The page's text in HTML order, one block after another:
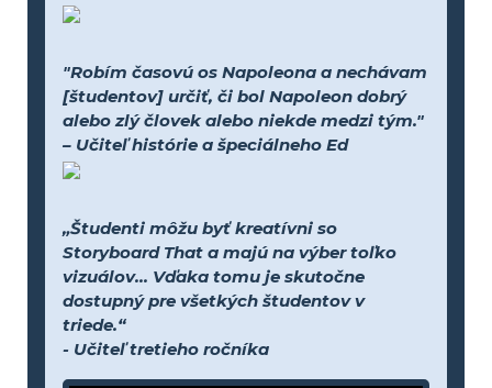
"Robím časovú os Napoleona a nechávam
[študentov] určiť, či bol Napoleon dobrý
alebo zlý človek alebo niekde medzi tým."
– Učiteľ histórie a špeciálneho Ed
„Študenti môžu byť kreatívni so
Storyboard That a majú na výber toľko
vizuálov... Vďaka tomu je skutočne
dostupný pre všetkých študentov v
triede.“
- Učiteľ tretieho ročníka